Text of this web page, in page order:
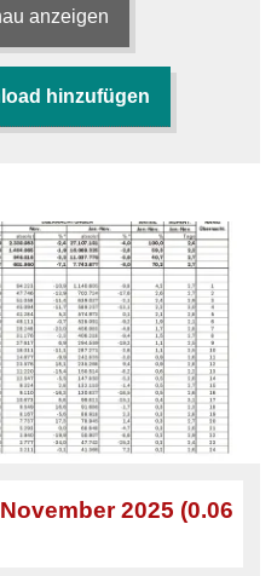
anzeigen
hinzufügen
2025 (0.06